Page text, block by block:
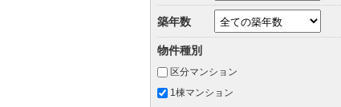
築年数
物件種別
区分マンション
1棟マンション